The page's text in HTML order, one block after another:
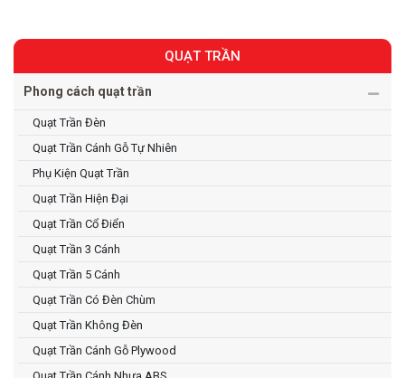
QUẠT TRẦN
Phong cách quạt trần
Quạt Trần Đèn
Quạt Trần Cánh Gỗ Tự Nhiên
Phụ Kiện Quạt Trần
Quạt Trần Hiện Đại
Quạt Trần Cổ Điển
Quạt Trần 3 Cánh
Quạt Trần 5 Cánh
Quạt Trần Có Đèn Chùm
Quạt Trần Không Đèn
Quạt Trần Cánh Gỗ Plywood